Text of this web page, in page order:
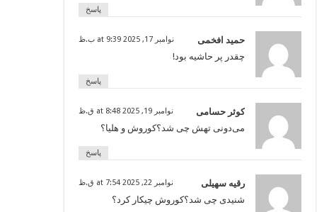
پاسخ
حمید افخمی نوامبر 17, 2025 at 9:39 ب.ظ
چقدر پر حاشیه بود!
پاسخ
کوثر حسامی نوامبر 19, 2025 at 8:48 ق.ظ
می‌دونی تهش چی شد؟کوروش و هلیا؟
پاسخ
رقیه سهیلی نوامبر 22, 2025 at 7:54 ق.ظ
شنیدی چی شد؟کوروش چیکار کرد؟